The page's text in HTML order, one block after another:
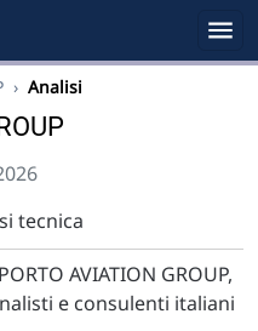
› Analisi
tecnica
AVIATION GROUP,
e consulenti italiani